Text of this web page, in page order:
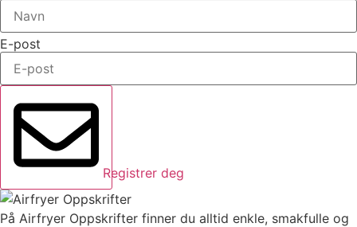
E-post
Registrer deg
På Airfryer Oppskrifter finner du alltid enkle, smakfulle og